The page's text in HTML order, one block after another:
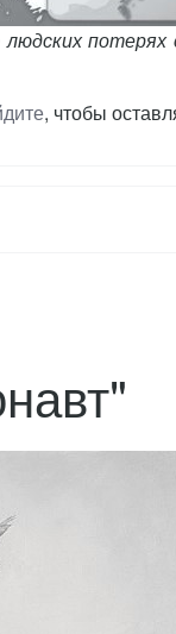
потерях
, чтобы